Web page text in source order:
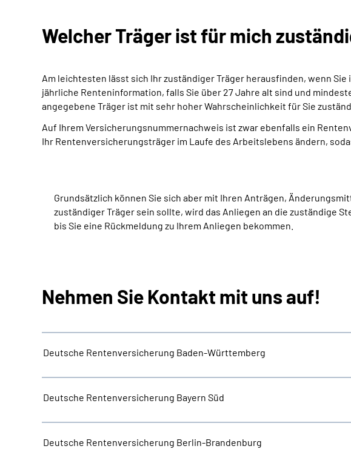
Welcher Träger ist für mich
Am leichtesten lässt sich Ihr zuständiger Träger herausfinden, wenn Sie
jährliche Renteninformation, falls Sie über 27 Jahre alt sind und
angegebene Träger ist mit sehr hoher Wahrscheinlichkeit für Sie
Auf Ihrem Versicherungsnummernachweis ist zwar ebenfalls ein
Ihr Rentenversicherungsträger im Laufe des Arbeitslebens ändern,
Grundsätzlich können Sie sich aber mit Ihren Anträgen,
zuständiger Träger sein sollte, wird das Anliegen an die zuständige
bis Sie eine Rückmeldung zu Ihrem Anliegen bekommen.
Nehmen Sie Kontakt mit uns auf!
Deutsche Rentenversicherung Baden-Württemberg
Deutsche Rentenversicherung Bayern Süd
Deutsche Rentenversicherung Berlin-Brandenburg